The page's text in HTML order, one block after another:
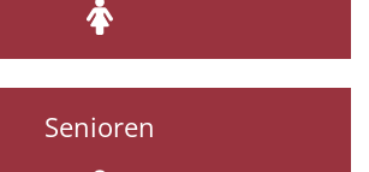
Senioren